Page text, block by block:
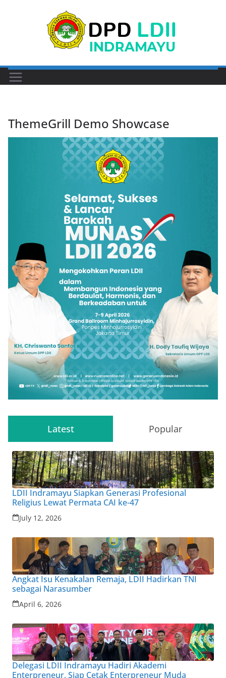
ThemeGrill Demo Showcase
Latest Popular
LDII Indramayu Siapkan Generasi Profesional
Religius Lewat Permata CAI ke-47
July 12, 2026
Angkat Isu Kenakalan Remaja, LDII Hadirkan TNI
sebagai Narasumber
April 6, 2026
Delegasi LDII Indramayu Hadiri Akademi
Enterpreneur, Siap Cetak Enterpreneur Muda